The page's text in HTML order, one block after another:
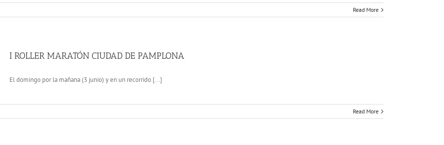
Read More
I ROLLER MARATÓN CIUDAD DE PAMPLONA
El domingo por la mañana (3 junio) y en un recorrido [...]
Read More